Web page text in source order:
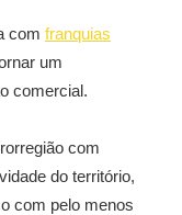
com franquias
um
comercial.
com
do território,
com pelo menos